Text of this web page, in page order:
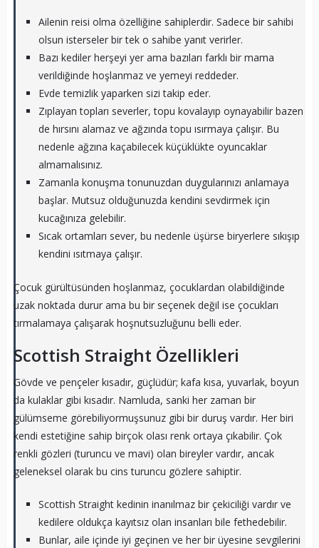
Ailenin reisi olma özelliğine sahiplerdir. Sadece bir sahibi
olsun isterseler bir tek o sahibe yanıt verirler.
Bazı kediler herşeyi yer ama bazıları farklı bir mama
verildiğinde hoşlanmaz ve yemeyi reddeder.
Evde temizlik yaparken sizi takip eder.
Zıplayan topları severler, topu kovalayıp oynayabilir bazen
de hırsını alamaz ve ağzında topu ısırmaya çalışır. Bu
nedenle ağzına kaçabilecek küçüklükte oyuncaklar
almamalısınız.
Zamanla konuşma tonunuzdan duygularınızı anlamaya
başlar. Mutsuz olduğunuzda kendini sevdirmek için
kucağınıza gelebilir.
Sıcak ortamları sever, bu nedenle üşürse biryerlere sıkışıp
kendini ısıtmaya çalışır.
Çocuk gürültüsünden hoşlanmaz, çocuklardan olabildiğinde
uzak noktada durur ama bu bir seçenek değil ise çocukları
tırmalamaya çalışarak hoşnutsuzluğunu belli eder.
Scottish Straight Özellikleri
Gövde ve pençeler kısadır, güçlüdür; kafa kısa, yuvarlak, boyun
da kulaklar gibi kısadır. Namluda, sanki her zaman bir
gülümseme görebiliyormuşsunuz gibi bir duruş vardır. Her biri
kendi estetiğine sahip birçok olası renk ortaya çıkabilir. Çok
renkli gözleri (turuncu ve mavi) olan bireyler vardır, ancak
geleneksel olarak bu cins turuncu gözlere sahiptir.
Scottish Straight kedinin inanılmaz bir çekiciliği vardır ve
kedilere oldukça kayıtsız olan insanları bile fethedebilir.
Bunlar, aile içinde iyi geçinen ve her bir üyesine sevgilerini